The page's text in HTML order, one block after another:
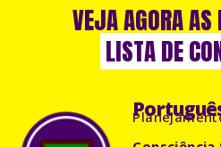
VEJA AGORA
LISTA DE